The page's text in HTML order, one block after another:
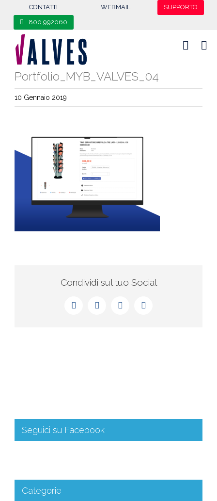
CONTATTI WEBMAIL SUPPORTO
800.992060
Portfolio_MYB_VALVES_04
10 Gennaio 2019
Condividi sul tuo Social
Seguici su Facebook
Categorie